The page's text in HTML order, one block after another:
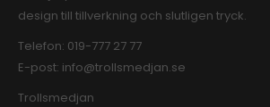
design till tillverkning och slutligen tryck.
Telefon: 019-777 27 77
E-post: info@trollsmedjan.se
Trollsmedjan